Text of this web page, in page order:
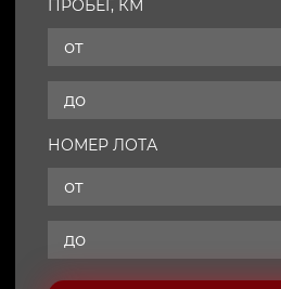
ПРОБЕГ, КМ
НОМЕР ЛОТА